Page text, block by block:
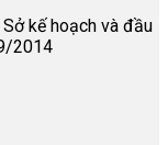
kế hoạch và đầu
2014